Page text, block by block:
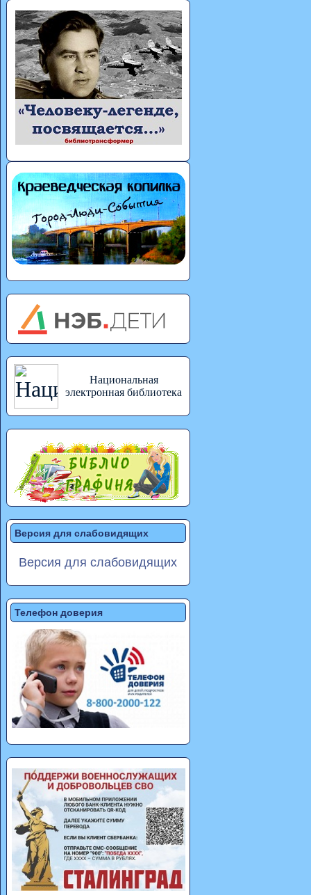
Национальная
электронная библиотека
Версия для слабовидящих
Версия для слабовидящих
Телефон доверия